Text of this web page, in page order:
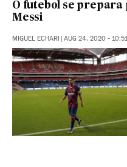
O futebol se prepara
Messi
MIGUEL ECHARI AUG 24, 2020 -